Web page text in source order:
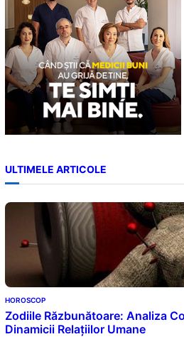
ULTIMELE ARTICOLE
HOROSCOP
Zodiile Răzbunătoare: Analiza
Dinamicii Relațiilor Umane